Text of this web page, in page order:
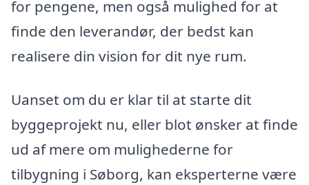
for pengene, men også mulighed for at
finde den leverandør, der bedst kan
realisere din vision for dit nye rum.
Uanset om du er klar til at starte dit
byggeprojekt nu, eller blot ønsker at finde
ud af mere om mulighederne for
tilbygning i Søborg, kan eksperterne være